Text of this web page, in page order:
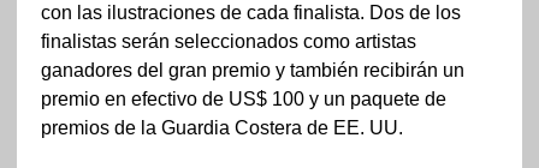
con las ilustraciones de cada finalista. Dos de los
finalistas serán seleccionados como artistas
ganadores del gran premio y también recibirán un
premio en efectivo de US$ 100 y un paquete de
premios de la Guardia Costera de EE. UU.